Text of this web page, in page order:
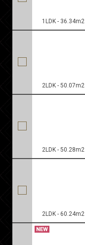
1LDK - 36.34m2
2LDK - 50.07m2
2LDK - 50.28m2
2LDK - 60.24m2